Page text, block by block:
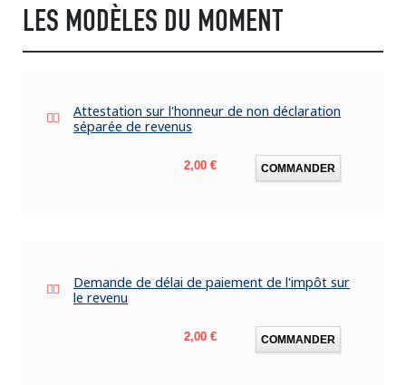
LES MODÈLES DU MOMENT
Attestation sur l'honneur de non déclaration
séparée de revenus
Prix
2,00 € COMMANDER
Demande de délai de paiement de l'impôt sur
le revenu
Prix
2,00 € COMMANDER